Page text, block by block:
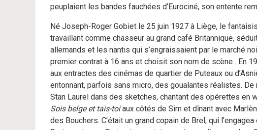
peuplaient les bandes fauchées d’Eurociné, son entente
Né Joseph-Roger Gobiet le 25 juin 1927 à Liège, le
travaillant comme chasseur au grand café Britannique,
allemands et les nantis qui s’engraissaient par le marché
premier contrat à 16 ans et choisit son nom de scène . En
aux entractes des cinémas de quartier de Puteaux ou
entonnant, parfois sans micro, des goualantes réalistes.
Stan Laurel dans des sketches, chantant des opérettes en
Sois belge et tais-toiaux côtés de Sim et dînant avec
des Bouchers. C’était un grand copain de Brel, qui